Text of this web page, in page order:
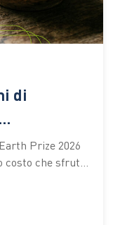
di
l’acqua
Prize 2026
che sfrutta
per
potrebbe